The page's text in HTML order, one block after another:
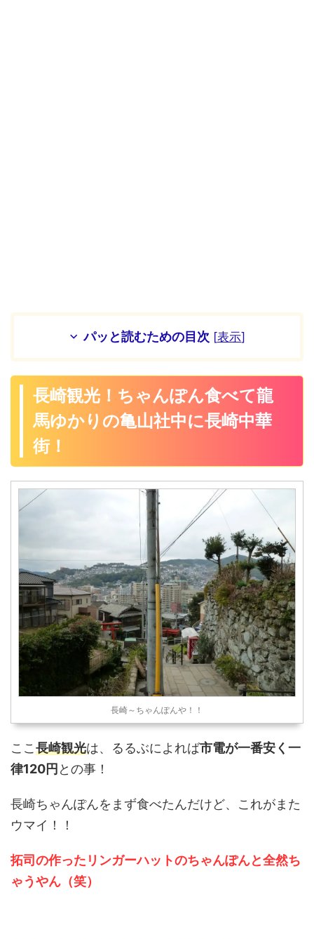
パッと読むための目次 [表示]
長崎観光！ちゃんぽん食べて龍
馬ゆかりの亀山社中に長崎中華
街！
長崎～ちゃんぽんや！！
ここ長崎観光は、るるぶによれば市電が一番安く一
律120円 との事！
長崎ちゃんぽんをまず食べたんだけど、これがまた
ウマイ！！
拓司の作ったリンガーハットのちゃんぽんと全然ち
ゃうやん（笑）